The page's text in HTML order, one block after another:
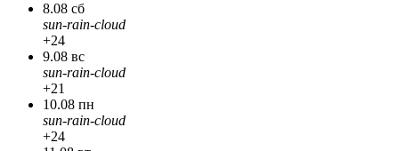
8.08 сб
sun-rain-cloud
+24
9.08 вс
sun-rain-cloud
+21
10.08 пн
sun-rain-cloud
+24